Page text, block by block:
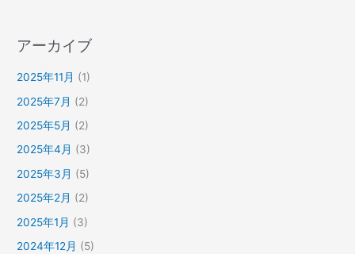
アーカイブ
2025年11月 (1)
2025年7月 (2)
2025年5月 (2)
2025年4月 (3)
2025年3月 (5)
2025年2月 (2)
2025年1月 (3)
2024年12月 (5)